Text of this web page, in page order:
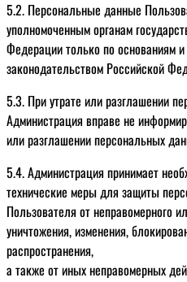
5.2. Персональные данные
уполномоченным органам
Федерации только по основаниям
законодательством Российской
5.3. При утрате или разглашении
Администрация вправе не
или разглашении персональных
5.4. Администрация принимает
технические меры для защиты
Пользователя от неправомерного
уничтожения, изменения,
распространения,
а также от иных неправомерных